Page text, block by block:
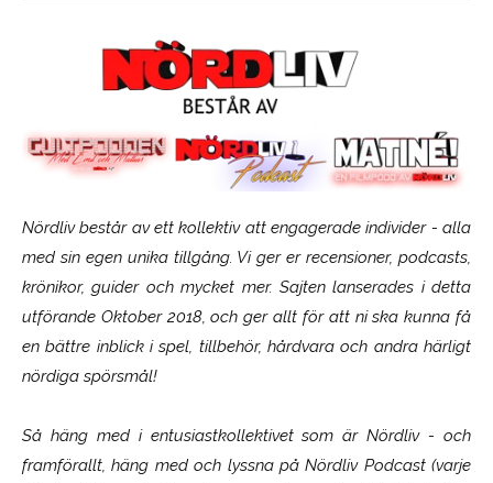
Nördliv består av ett kollektiv att engagerade individer - alla
med sin egen unika tillgång. Vi ger er recensioner, podcasts,
krönikor, guider och mycket mer. Sajten lanserades i detta
utförande Oktober 2018, och ger allt för att ni ska kunna få
en bättre inblick i spel, tillbehör, hårdvara och andra härligt
nördiga spörsmål!
Så häng med i entusiastkollektivet som ärNördliv- och
framförallt, häng med och lyssna på Nördliv Podcast (varje